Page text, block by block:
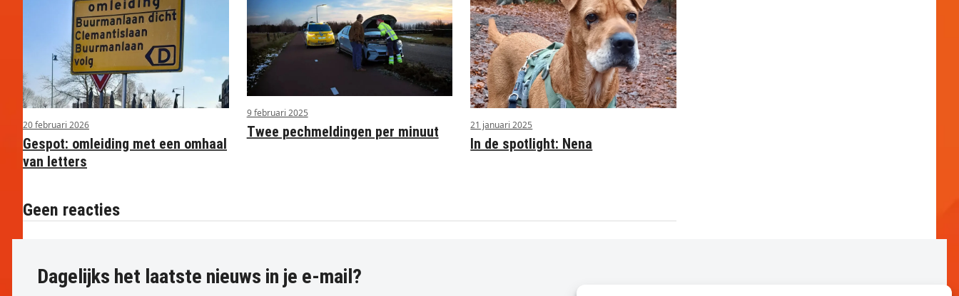
20 februari 2026
Gespot: omleiding met een omhaal
van letters
9 februari 2025
Twee pechmeldingen per minuut 21 januari 2025
In de spotlight: Nena
Geen reacties
Dagelijks het laatste nieuws in je e-mail?